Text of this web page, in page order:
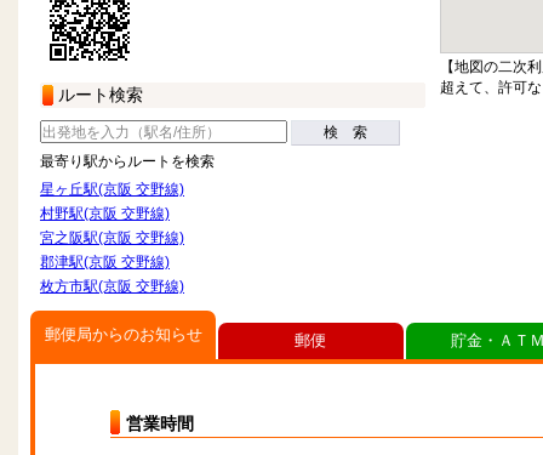
ルート検索
検 索
最寄り駅からルートを検索
星ヶ丘駅(京阪 交野線)
村野駅(京阪 交野線)
宮之阪駅(京阪 交野線)
郡津駅(京阪 交野線)
枚方市駅(京阪 交野線)
【地図の二次
超えて、許可
郵便局からのお知らせ
営業時間
郵便 貯金・ＡＴ